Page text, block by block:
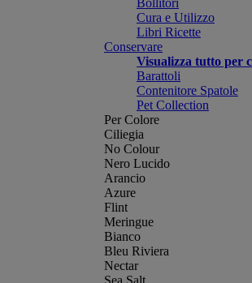
Bollitori
Cura e Utilizzo
Libri Ricette
Conservare
Visualizza tutto per
Barattoli
Contenitore Spatole
Pet Collection
Per Colore
Ciliegia
No Colour
Nero Lucido
Arancio
Azure
Flint
Meringue
Bianco
Bleu Riviera
Nectar
Sea Salt